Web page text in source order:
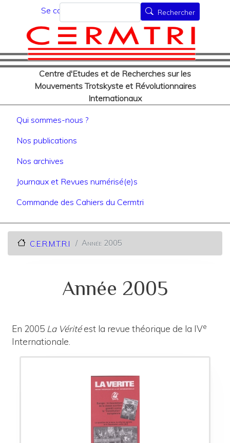
au
contenu
principal
Menu du compte de
Se connecter
Centre d'Etudes et de Recherches sur les
Mouvements Trotskyste et Révolutionnaires
Internationaux
Rechercher Rechercher
Navigation principale
Qui sommes-nous ?
Nos publications
Nos archives
Journaux et Revues numérisé(e)s
Commande des Cahiers du Cermtri
C.E.R.M.T.R.I Année 2005
Année 2005
En 2005 La Véritéest la revue théorique de la IVe
Internationale.